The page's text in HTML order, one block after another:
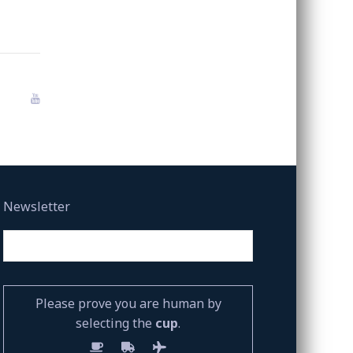
Newsletter
Please prove you are human by
selecting the cup.